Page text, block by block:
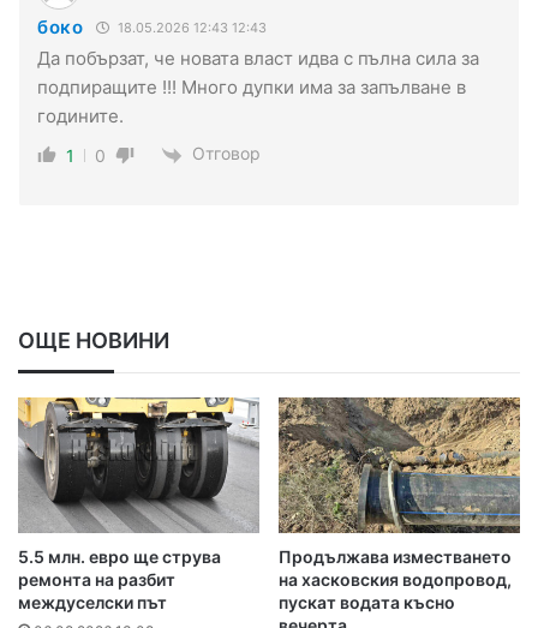
боко 18.05.2026 12:43 12:43
Да побързат, че новата власт идва с пълна сила за
подпиращите !!! Много дупки има за запълване в
годините.
1 0 Отговор
ОЩЕ НОВИНИ
5.5 млн. евро ще струва
ремонта на разбит
междуселски път
Продължава изместването
на хасковския водопровод,
пускат водата късно